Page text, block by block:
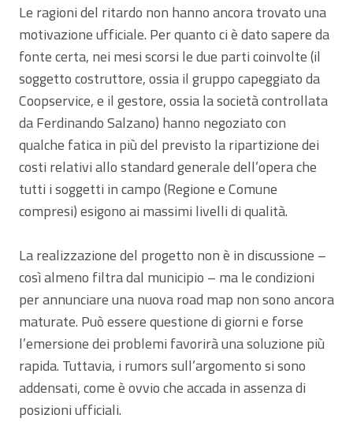
Le ragioni del ritardo non hanno ancora trovato una
motivazione ufficiale. Per quanto ci è dato sapere da
fonte certa, nei mesi scorsi le due parti coinvolte (il
soggetto costruttore, ossia il gruppo capeggiato da
Coopservice, e il gestore, ossia la società controllata
da Ferdinando Salzano) hanno negoziato con
qualche fatica in più del previsto la ripartizione dei
costi relativi allo standard generale dell’opera che
tutti i soggetti in campo (Regione e Comune
compresi) esigono ai massimi livelli di qualità.
La realizzazione del progetto non è in discussione –
così almeno filtra dal municipio – ma le condizioni
per annunciare una nuova road map non sono ancora
maturate. Può essere questione di giorni e forse
l’emersione dei problemi favorirà una soluzione più
rapida. Tuttavia, i rumors sull’argomento si sono
addensati, come è ovvio che accada in assenza di
posizioni ufficiali.